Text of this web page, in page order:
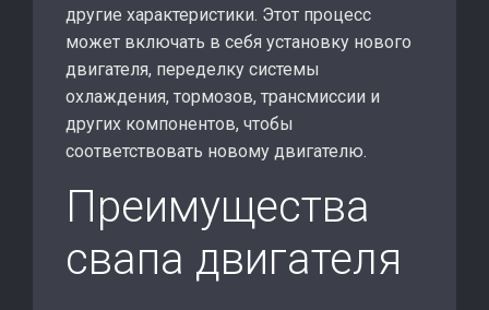
другие характеристики. Этот процесс
может включать в себя установку нового
двигателя, переделку системы
охлаждения, тормозов, трансмиссии и
других компонентов, чтобы
соответствовать новому двигателю.
Преимущества
свапа двигателя